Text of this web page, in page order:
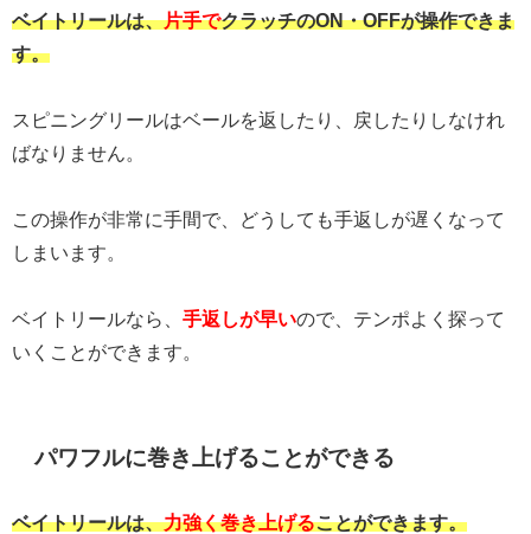
ベイトリールは、片手でクラッチのON・OFFが操作できま
す。
スピニングリールはベールを返したり、戻したりしなけれ
ばなりません。
この操作が非常に手間で、どうしても手返しが遅くなって
しまいます。
ベイトリールなら、 手返しが早いので、テンポよく探って
いくことができます。
パワフルに巻き上げることができる
ベイトリールは、力強く巻き上げることができます。